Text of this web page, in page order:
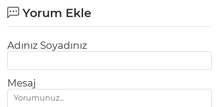
Yorum Ekle
Adınız Soyadınız
Mesaj